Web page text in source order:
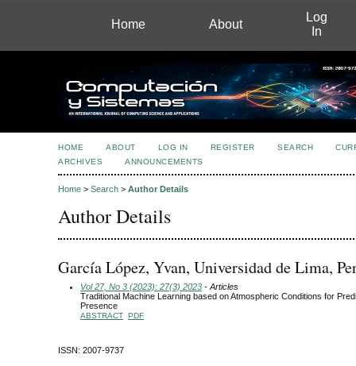
Home About
Log
In
HOME ABOUT LOG IN REGISTER SEARCH
ARCHIVES
ANNOUNCEMENTS
Home > Search > Author Details
Author Details
García López, Yvan, Universidad de Lima,
Vol 27, No 3 (2023): 27(3) 2023 - Articles
Traditional Machine Learning based on Atmospheric Conditions for
Presence
ABSTRACT PDF
ISSN: 2007-9737